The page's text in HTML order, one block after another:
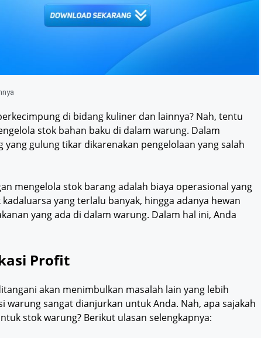
di bidang kuliner dan lainnya? Nah, tentu
stok bahan baku di dalam warung. Dalam
gulung tikar dikarenakan pengelolaan yang salah
mengelola stok barang adalah biaya operasional yang
yang terlalu banyak, hingga adanya hewan
yang ada di dalam warung. Dalam hal ini, Anda
Profit
akan menimbulkan masalah lain yang lebih
warung sangat dianjurkan untuk Anda. Nah, apa sajakah
stok warung? Berikut ulasan selengkapnya: